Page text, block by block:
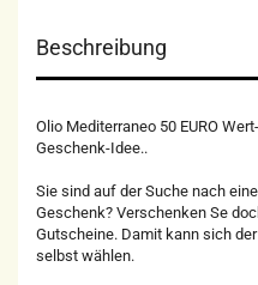
Beschreibung
Olio Mediterraneo 50 EURO
Geschenk-Idee..
Sie sind auf der Suche nach
Geschenk? Verschenken Se
Gutscheine. Damit kann sich
selbst wählen.